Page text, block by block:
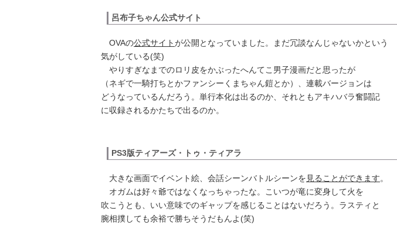
呂布子ちゃん公式サイト
OVAの公式サイトが公開となっていました。まだ冗談なんじゃないかという
気がしている(笑)
やりすぎなまでのロリ皮をかぶったへんてこ男子漫画だと思ったが
（ネギで一騎打ちとかファンシーくまちゃん鎧とか）、連載バージョンは
どうなっているんだろう。単行本化は出るのか、それともアキハバラ奮闘記
に収録されるかたちで出るのか。
PS3版ティアーズ・トゥ・ティアラ
大きな画面でイベント絵、会話シーンバトルシーンを 見ることができます。
オガムは好々爺ではなくなっちゃったな。こいつが竜に変身して火を
吹こうとも、いい意味でのギャップを感じることはないだろう。ラスティと
腕相撲しても余裕で勝ちそうだもんよ(笑)